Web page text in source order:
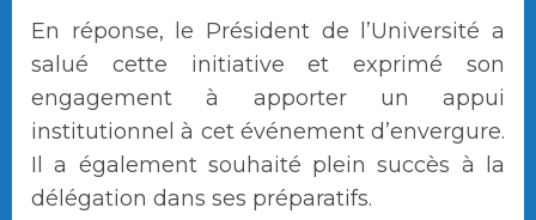
En réponse, le Président de l’Université a
salué cette initiative et exprimé son
engagement à apporter un appui
institutionnel à cet événement d’envergure.
Il a également souhaité plein succès à la
délégation dans ses préparatifs.